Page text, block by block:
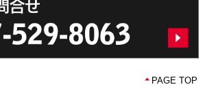
PAGE TOP